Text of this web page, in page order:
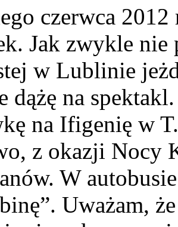
czerwca 2012
Jak zwykle nie
w Lublinie
dążę na
na Ifigenię w
z okazji Nocy
W
Uważam,